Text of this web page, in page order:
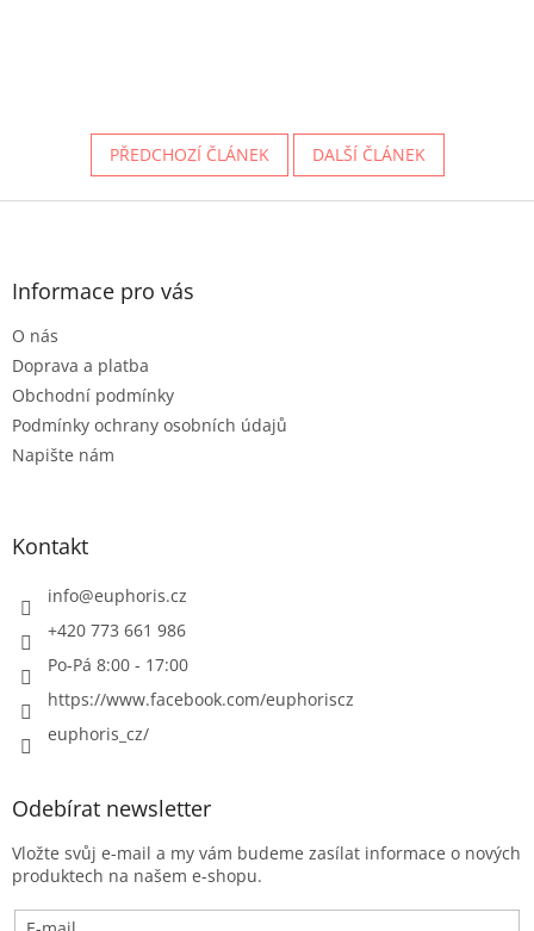
PŘEDCHOZÍ ČLÁNEK DALŠÍ ČLÁNEK
Z
Informace pro vás
O nás
Doprava a platba
Obchodní podmínky
Podmínky ochrany osobních údajů
Napište nám
Kontakt
info@euphoris.cz
+420 773 661 986
Po-Pá 8:00 - 17:00
https://www.facebook.com/euphoriscz
euphoris_cz/
Odebírat newsletter
Vložte svůj e-mail a my vám budeme zasílat informace o nových
produktech na našem e-shopu.